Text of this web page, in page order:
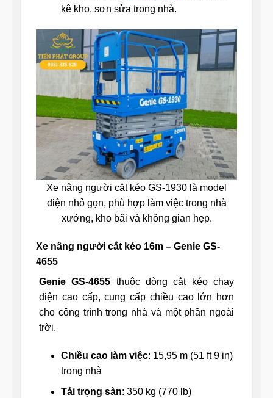
kệ kho, sơn sửa trong nhà.
Xe nâng người cắt kéo GS-1930 là model
điện nhỏ gọn, phù hợp làm việc trong nhà
xưởng, kho bãi và không gian hẹp.
Xe nâng người cắt kéo 16m – Genie GS-
4655
Genie GS-4655 thuộc dòng cắt kéo chạy
điện cao cấp, cung cấp chiều cao lớn hơn
cho công trình trong nhà và một phần ngoài
trời.
Chiều cao làm việc: 15,95 m (51 ft 9 in)
trong nhà
Tải trọng sàn: 350 kg (770 lb)